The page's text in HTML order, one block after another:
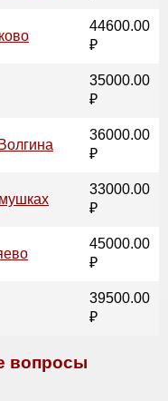
44600.00
₽
35000.00
₽
36000.00
₽
33000.00
₽
45000.00
₽
39500.00
₽
вопросы